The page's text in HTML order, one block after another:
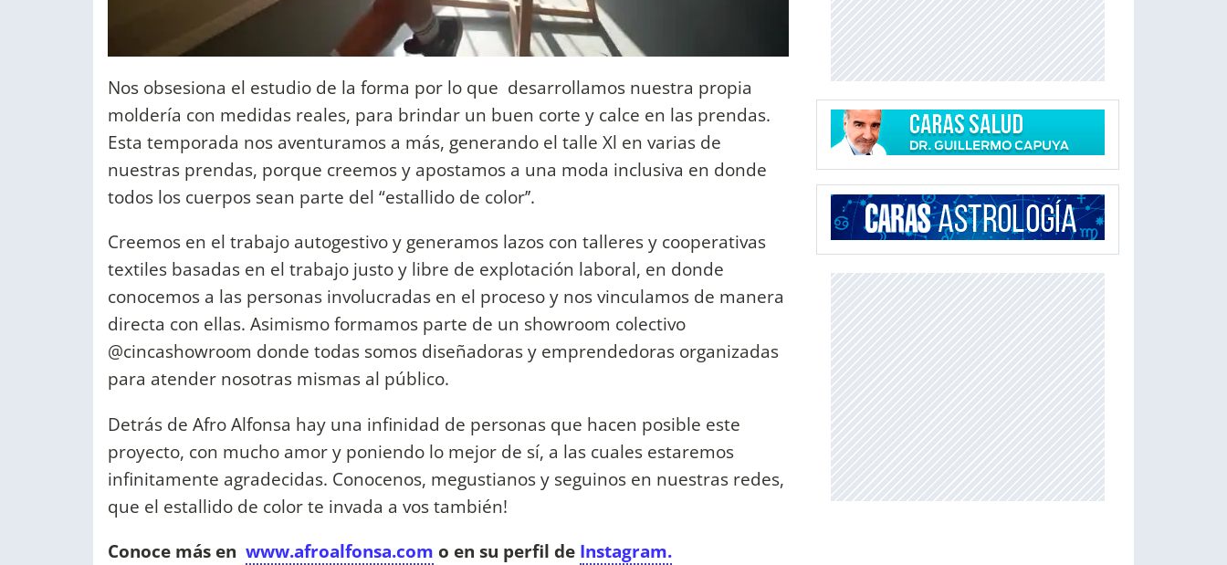
Nos obsesiona el estudio de la forma por lo que desarrollamos nuestra propia
moldería con medidas reales, para brindar un buen corte y calce en las prendas.
Esta temporada nos aventuramos a más, generando el talle Xl en varias de
nuestras prendas, porque creemos y apostamos a una moda inclusiva en donde
todos los cuerpos sean parte del “estallido de color’’.
Creemos en el trabajo autogestivo y generamos lazos con talleres y cooperativas
textiles basadas en el trabajo justo y libre de explotación laboral, en donde
conocemos a las personas involucradas en el proceso y nos vinculamos de manera
directa con ellas. Asimismo formamos parte de un showroom colectivo
@cincashowroom donde todas somos diseñadoras y emprendedoras organizadas
para atender nosotras mismas al público.
Detrás de Afro Alfonsa hay una infinidad de personas que hacen posible este
proyecto, con mucho amor y poniendo lo mejor de sí, a las cuales estaremos
infinitamente agradecidas. Conocenos, megustianos y seguinos en nuestras redes,
que el estallido de color te invada a vos también!
Conoce más en www.afroalfonsa.com o en su perfil de Instagram.